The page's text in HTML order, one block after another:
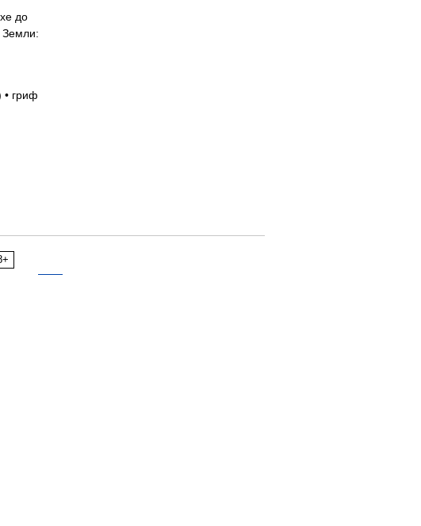
до
Земли:
• гриф